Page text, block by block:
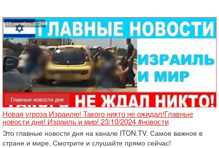
23 октябрь 2024
Главные новости дня
Новая угроза Израилю! Такого никто не ожидал!Главные
новости дня! Израиль и мир! 23/10/2024 #новости
Это главные новости дня на канале ITON.TV. Самое важное в
стране и мире. Смотрите и слушайте прямо сейчас!